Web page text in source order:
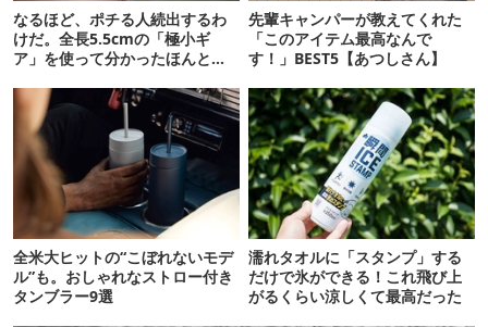
なるほど、ポチる人続出するわ
けだ。全長5.5cmの「極小ギ
ア」を使って分かったほんとの
先輩キャンパーが教えてくれた
「このアイテム最高なんで
す！」BEST5【あつしさん】
全米大ヒットの“こぼれないモデ
ル”も。おしゃれなストロー付き
タンブラー9選
濡れタオルに「スタンプ」する
だけで氷ができる！これ飛び上
がるくらい涼しくて最高だった